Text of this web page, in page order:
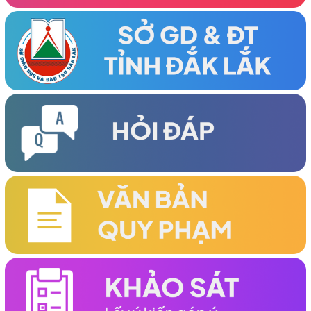
(03/04/2026)
ĐẠI HỘI ĐẠI BIỂU HỘI KHUYẾN HỌC XÃ HÒA MỸ LẦN THỨ I,
NHIỆM KỲ 2026-2031 THÀNH CÔNG TỐT ĐẸP
(27/03/2026)
Đại hội Đại biểu Hội Khuyến học phường Tân An Lần thứ I,
nhiệm kỳ 2026-2031 thành công tốt đẹp
(25/03/2026)
Đại hội Đại biểu Hội Khuyến học xã Ea Rốk lần thứ nhất, nhiệm
kỳ 2026-2031 thành công tốt đẹp
(24/03/2026)
HỘI KHUYẾN HỌC TỈNH TỔ CHỨC HỘI NGHỊ LẦN THỨ HAI VỀ
CÔNG TÁC KHUYẾN HỌC ĐẦU NĂM 2026 THÀNH CÔNG TỐT
ĐẸP
(19/03/2026)